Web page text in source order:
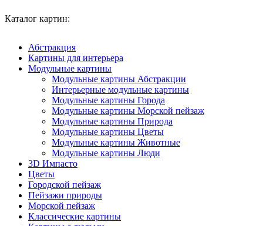
Каталог картин:
Абстракция
Картины для интерьера
Модульные картины
Модульные картины Абстракции
Интерьерные модульные картины
Модульные картины Города
Модульные картины Морской пейзаж
Модульные картины Природа
Модульные картины Цветы
Модульные картины Животные
Модульные картины Люди
3D Импасто
Цветы
Городской пейзаж
Пейзажи природы
Морской пейзаж
Классические картины